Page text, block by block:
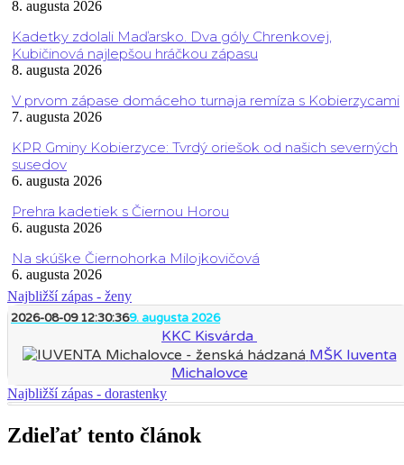
8. augusta 2026
Kadetky zdolali Maďarsko. Dva góly Chrenkovej,
Kubičinová najlepšou hráčkou zápasu
8. augusta 2026
V prvom zápase domáceho turnaja remíza s Kobierzycami
7. augusta 2026
KPR Gminy Kobierzyce: Tvrdý oriešok od našich severných
susedov
6. augusta 2026
Prehra kadetiek s Čiernou Horou
6. augusta 2026
Na skúške Čiernohorka Milojkovičová
6. augusta 2026
Najbližší zápas - ženy
2026-08-09 12:30:369. augusta 2026
KKC Kisvárda
MŠK Iuventa
Michalovce
Najbližší zápas - dorastenky
Zdieľať tento článok